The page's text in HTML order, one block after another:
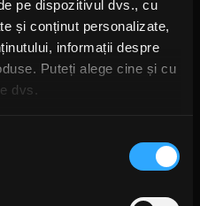
pe dispozitivul dvs., cu
și conținut personalizate,
informații despre
Puteți alege cine și cu
dvs.
cu privire la locația dvs.
scanândul-l în mod
PORCUPINE TREE